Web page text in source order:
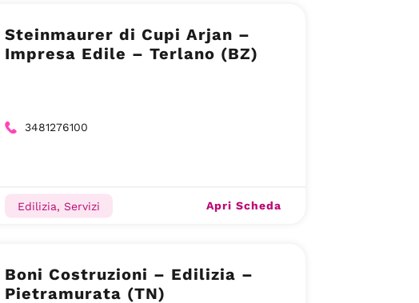
Steinmaurer di Cupi Arjan –
Impresa Edile – Terlano (BZ)
3481276100
Edilizia, Servizi Apri Scheda
Boni Costruzioni – Edilizia –
Pietramurata (TN)